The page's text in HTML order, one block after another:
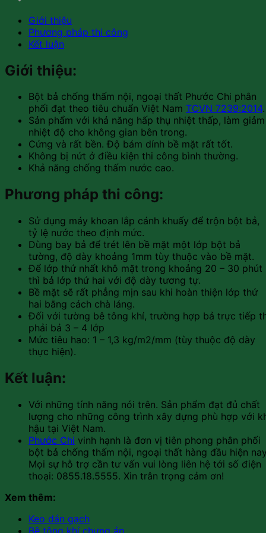
Giới thiệu
Phương pháp thi công
Kết luận
Giới thiệu:
Bột bả chống thấm nội, ngoại thất Phước Chi phân
phối đạt theo tiêu chuẩn Việt Nam TCVN 7239:2014.
Sản phẩm với khả năng hấp thụ nhiệt thấp, làm giảm
nhiệt độ cho không gian bên trong.
Cứng và rất bền. Độ bám dính bề mặt rất tốt.
Không bị nứt ở điều kiện thi công bình thường.
Khả năng chống thấm nước cao.
Phương pháp thi công:
Sử dụng máy khoan lắp cánh khuấy để trộn bột bả,
tỷ lệ nước theo định mức.
Dùng bay bả để trét lên bề mặt một lớp bột bả
tường, độ dày khoảng 1mm tùy thuộc vào bề mặt.
Để lớp thứ nhất khô mặt trong khoảng 20 – 30 phút
thì bả lớp thứ hai với độ dày tương tự.
Bề mặt sẽ rất phẳng mịn sau khi hoàn thiện lớp thứ
hai bằng cách chà láng.
Đối với tường bê tông khí, trường hợp bả trực tiếp
phải bả 3 – 4 lớp
Mức tiêu hao: 1 – 1,3 kg/m2/mm (tùy thuộc độ dày
thực hiện).
Kết luận:
Với những tính năng nói trên. Sản phẩm đạt đủ chất
lượng cho những công trình xây dựng phù hợp với
hậu tại Việt Nam.
Phước Chi vinh hạnh là đơn vị tiên phong phân phối
bột bả chống thấm nội, ngoại thất hàng đầu hiện
Mọi sự hỗ trợ cần tư vấn vui lòng liên hệ tới số điện
thoại: 0855.18.5555. Xin trân trọng cảm ơn!
Xem thêm:
Keo dán gạch